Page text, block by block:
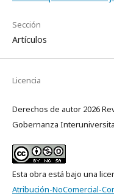
Sección
Artículos
Licencia
Derechos de autor 2026
Gobernanza
Esta obra está bajo una
Atribución-NoComercial-